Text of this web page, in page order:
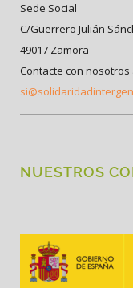
Sede Social
C/Guerrero Julián
49017 Zamora
Contacte con
NUESTROS